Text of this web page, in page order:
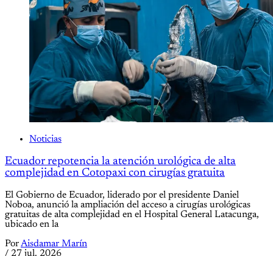
Noticias
Ecuador repotencia la atención urológica de alta
complejidad en Cotopaxi con cirugías gratuita
El Gobierno de Ecuador, liderado por el presidente Daniel
Noboa, anunció la ampliación del acceso a cirugías urológicas
gratuitas de alta complejidad en el Hospital General Latacunga,
ubicado en la
PorAisdamar Marín
/ 27 jul. 2026